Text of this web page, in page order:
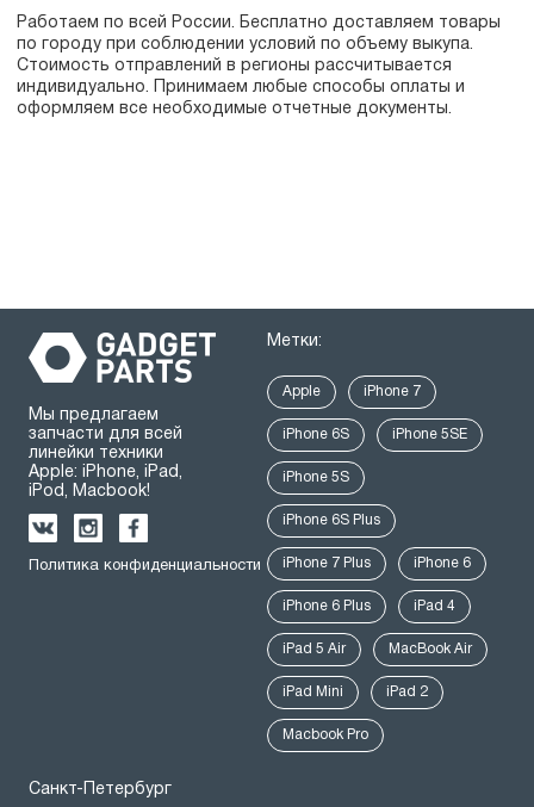
Работаем по всей России. Бесплатно доставляем товары
по городу при соблюдении условий по объему выкупа.
Стоимость отправлений в регионы рассчитывается
индивидуально. Принимаем любые способы оплаты и
оформляем все необходимые отчетные документы.
Мы предлагаем
запчасти для всей
линейки техники
Apple: iPhone, iPad,
iPod, Macbook!
Политика конфиденциальности
Метки:
Apple iPhone 7
iPhone 6S iPhone 5SE
iPhone 5S
iPhone 6S Plus
iPhone 7 Plus iPhone 6
iPhone 6 Plus iPad 4
iPad 5 Air MacBook Air
iPad Mini iPad 2
Macbook Pro
Санкт-Петербург